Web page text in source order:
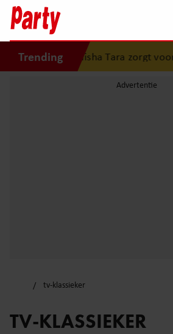
Trendingvan Nisha Tara zorgt voor
tv-klassieker
TV-KLASSIEKER